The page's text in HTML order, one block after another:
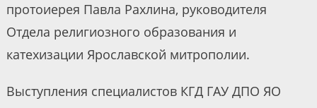
протоиерея Павла Рахлина, руководителя
Отдела религиозного образования и
катехизации Ярославской митрополии.
Выступления специалистов КГД ГАУ ДПО ЯО